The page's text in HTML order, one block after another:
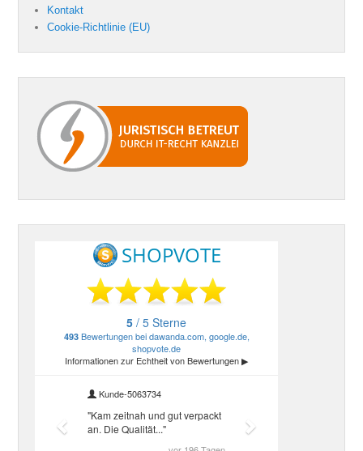
Kontakt
Cookie-Richtlinie (EU)